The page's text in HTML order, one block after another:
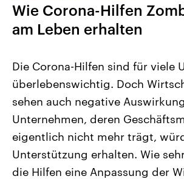
Landtagswahl Sachsen-Anhalt
2026
Alle Informationen
Sachsen-Anhalt wählt am 6.
September 2026 einen neuen
Landtag. Seit 2021 wird das
Bundesland von einer Koalition aus
CDU, SPD und FDP regiert.-
Umfragen, Prognosen,
den
mit
Wie Corona-Hilfen
am Leben erhalten
Die Corona-Hilfen sind für viele
überlebenswichtig. Doch
sehen auch negative
Unternehmen, deren
eigentlich nicht mehr trägt,
Unterstützung erhalten. Wie
die Hilfen eine Anpassung der